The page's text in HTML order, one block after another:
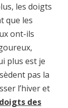
les doigts
que les
ont-ils
plus est je
pas la
l’hiver et
des